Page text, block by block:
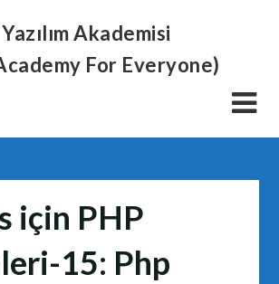
Akademisi
For Everyone)
için PHP
15: Php